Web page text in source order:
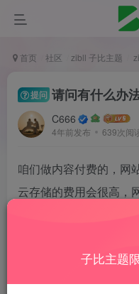
首页 社区 zibll 子比主题
提问 请问有什么办
C666
4年前发布 639次阅
咱们做内容付费的，网
云存储的费用会很高，
子比主题